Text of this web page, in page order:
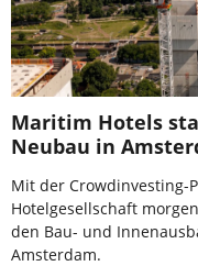
Maritim Hotels
Neubau in
Mit der Crowdinvesting-
Hotelgesellschaft
den Bau- und
Amsterdam.